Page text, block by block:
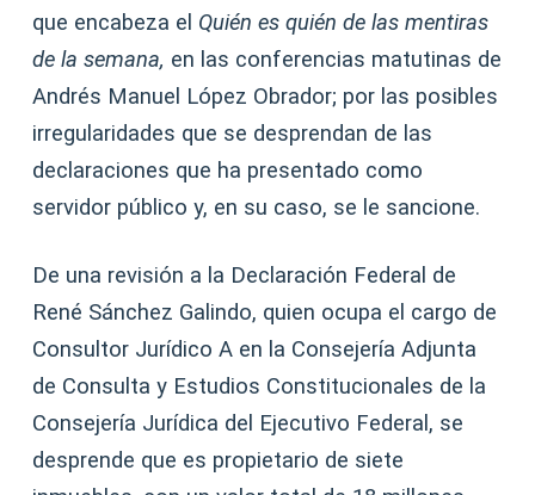
que encabeza el Quién es quién de las mentiras
de la semana, en las conferencias matutinas de
Andrés Manuel López Obrador; por las posibles
irregularidades que se desprendan de las
declaraciones que ha presentado como
servidor público y, en su caso, se le sancione.
De una revisión a la Declaración Federal de
René Sánchez Galindo, quien ocupa el cargo de
Consultor Jurídico A en la Consejería Adjunta
de Consulta y Estudios Constitucionales de la
Consejería Jurídica del Ejecutivo Federal, se
desprende que es propietario de siete